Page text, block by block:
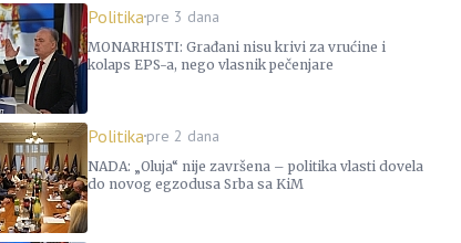
Politikapre 3 dana
MONARHISTI: Građani nisu krivi za vrućine i
kolaps EPS-a, nego vlasnik pečenjare
Politikapre 2 dana
NADA: „Oluja“ nije završena – politika vlasti dovela
do novog egzodusa Srba sa KiM